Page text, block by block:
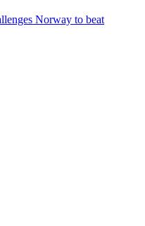
Norway to beat